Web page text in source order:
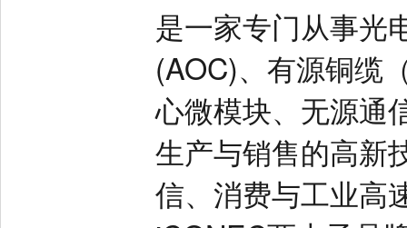
是一家专门从事光
(AOC)、有源铜缆
心微模块、无源通
生产与销售的高新
信、消费与工业高